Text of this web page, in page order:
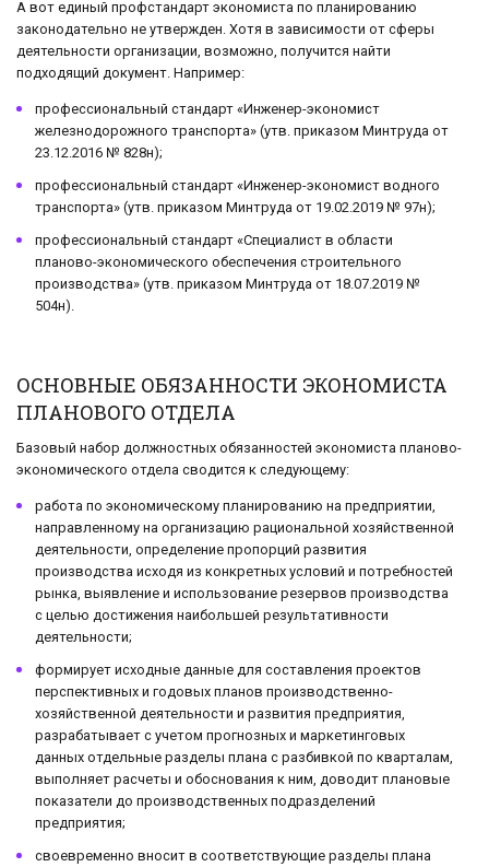
А вот единый профстандарт экономиста по планированию
законодательно не утвержден. Хотя в зависимости от сферы
деятельности организации, возможно, получится найти
подходящий документ. Например:
профессиональный стандарт «Инженер-экономист
железнодорожного транспорта» (утв. приказом Минтруда от
23.12.2016 № 828н);
профессиональный стандарт «Инженер-экономист водного
транспорта» (утв. приказом Минтруда от 19.02.2019 № 97н);
профессиональный стандарт «Специалист в области
планово-экономического обеспечения строительного
производства» (утв. приказом Минтруда от 18.07.2019 №
504н).
ОСНОВНЫЕ ОБЯЗАННОСТИ ЭКОНОМИСТА
ПЛАНОВОГО ОТДЕЛА
Базовый набор должностных обязанностей экономиста планово-
экономического отдела сводится к следующему:
работа по экономическому планированию на предприятии,
направленному на организацию рациональной хозяйственной
деятельности, определение пропорций развития
производства исходя из конкретных условий и потребностей
рынка, выявление и использование резервов производства
с целью достижения наибольшей результативности
деятельности;
формирует исходные данные для составления проектов
перспективных и годовых планов производственно-
хозяйственной деятельности и развития предприятия,
разрабатывает с учетом прогнозных и маркетинговых
данных отдельные разделы плана с разбивкой по кварталам,
выполняет расчеты и обоснования к ним, доводит плановые
показатели до производственных подразделений
предприятия;
своевременно вносит в соответствующие разделы плана